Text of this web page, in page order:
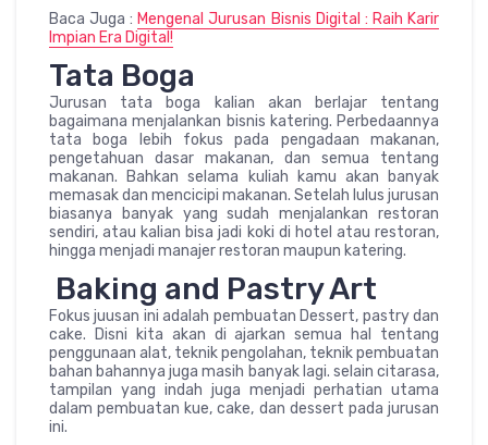
Baca Juga : Mengenal Jurusan Bisnis Digital : Raih Karir
Impian Era Digital!
Tata Boga
Jurusan tata boga kalian akan berlajar tentang
bagaimana menjalankan bisnis katering. Perbedaannya
tata boga lebih fokus pada pengadaan makanan,
pengetahuan dasar makanan, dan semua tentang
makanan. Bahkan selama kuliah kamu akan banyak
memasak dan mencicipi makanan. Setelah lulus jurusan
biasanya banyak yang sudah menjalankan restoran
sendiri, atau kalian bisa jadi koki di hotel atau restoran,
hingga menjadi manajer restoran maupun katering.
Baking and Pastry Art
Fokus juusan ini adalah pembuatan Dessert, pastry dan
cake. Disni kita akan di ajarkan semua hal tentang
penggunaan alat, teknik pengolahan, teknik pembuatan
bahan bahannya juga masih banyak lagi. selain citarasa,
tampilan yang indah juga menjadi perhatian utama
dalam pembuatan kue, cake, dan dessert pada jurusan
ini.